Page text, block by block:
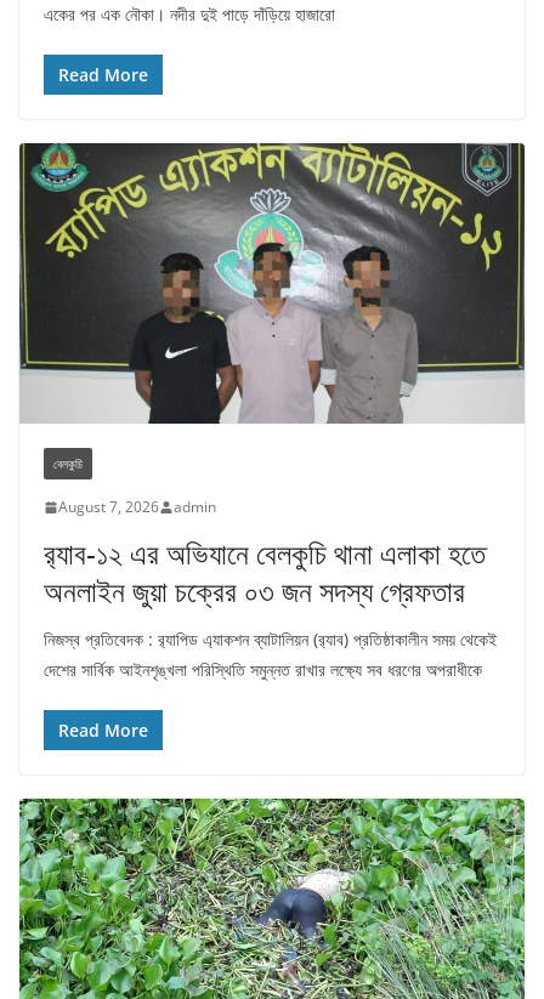
একের পর এক নৌকা। নদীর দুই পাড়ে দাঁড়িয়ে হাজারো
Read More
বেলকুচি
August 7, 2026 admin
র‌্যাব-১২ এর অভিযানে বেলকুচি থানা এলাকা হতে
অনলাইন জুয়া চক্রের ০৩ জন সদস্য গ্রেফতার
নিজস্ব প্রতিবেদক : র‌্যাপিড এ্যাকশন ব্যাটালিয়ন (র‌্যাব) প্রতিষ্ঠাকালীন সময় থেকেই
দেশের সার্বিক আইনশৃঙ্খলা পরিস্থিতি সমুন্নত রাখার লক্ষ্যে সব ধরণের অপরাধীকে
Read More